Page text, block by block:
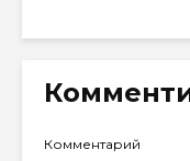
Комментарий